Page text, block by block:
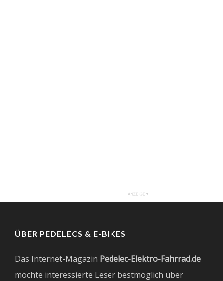
ÜBER PEDELECS & E-BIKES
Das Internet-Magazin Pedelec-Elektro-Fahrrad.de
möchte interessierte Leser bestmöglich über